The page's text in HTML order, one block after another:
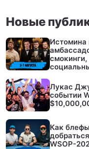
Новые
Истомина
Лукас
событии
Как
WSOP-